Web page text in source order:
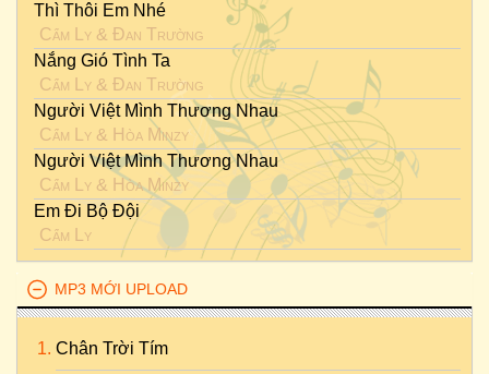
Thì Thôi Em Nhé
Cẩm Ly & Đan Trường
Nắng Gió Tình Ta
Cẩm Ly & Đan Trường
Người Việt Mình Thương Nhau
Cẩm Ly & Hòa Minzy
Người Việt Mình Thương Nhau
Cẩm Ly & Hòa Minzy
Em Đi Bộ Đội
Cẩm Ly
MP3 MỚI UPLOAD
Chân Trời Tím